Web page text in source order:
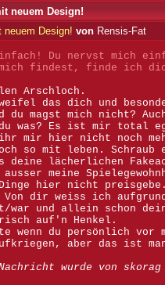
neuem Design!
neuem Design! von Rensis-Fat
Du nervst mich
findest, finde ich
Arschloch.
das dich und
du magst mich nicht?
was? Es ist mir total
mir hier nicht noch
so mit leben. Schraub
deine lächerlichen
ausser meine
hier nicht
Von dir weiss ich
und allein schon
auf'n Henkel.
wenn du persönlich vor
aber das ist
wurde von